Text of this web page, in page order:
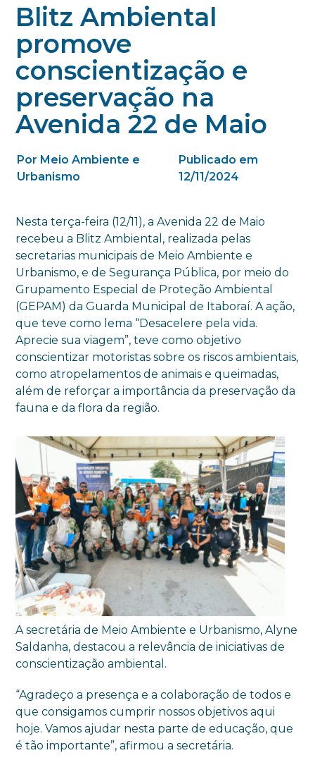
Blitz Ambiental
promove
conscientização e
preservação na
Avenida 22 de Maio
Por Meio Ambiente e
Urbanismo
Publicado em
12/11/2024
Nesta terça-feira (12/11), a Avenida 22 de Maio
recebeu a Blitz Ambiental, realizada pelas
secretarias municipais de Meio Ambiente e
Urbanismo, e de Segurança Pública, por meio do
Grupamento Especial de Proteção Ambiental
(GEPAM) da Guarda Municipal de Itaboraí. A ação,
que teve como lema “Desacelere pela vida.
Aprecie sua viagem”, teve como objetivo
conscientizar motoristas sobre os riscos ambientais,
como atropelamentos de animais e queimadas,
além de reforçar a importância da preservação da
fauna e da flora da região.
A secretária de Meio Ambiente e Urbanismo, Alyne
Saldanha, destacou a relevância de iniciativas de
conscientização ambiental.
“Agradeço a presença e a colaboração de todos e
que consigamos cumprir nossos objetivos aqui
hoje. Vamos ajudar nesta parte de educação, que
é tão importante”, afirmou a secretária.